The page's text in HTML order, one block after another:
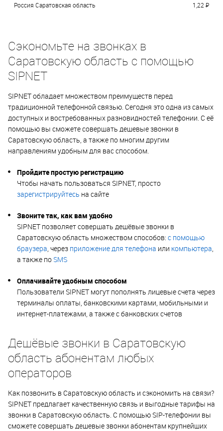
Россия Саратовская область
1,22 P
Сэкономьте на звонках в
Саратовскую область с помощью
SIPNET
SIPNET обладает множеством преимуществ перед
традиционной телефонной связью. Сегодня это одна из самых
доступных и востребованных разновидностей телефонии. С её
помощью вы сможете совершать дешевые звонки в
Саратовскую область, а также по многим другим
направлениям удобным для вас способом.
Пройдите простую регистрацию
Чтобы начать пользоваться SIPNET, просто
зарегистрируйтесь на сайте
Звоните так, как вам удобно
SIPNET позволяет совершать дешёвые звонки в
Саратовскую область множеством способов: с помощью
браузера , через приложение для телефона или компьютера
а также по SMS
Оплачивайте удобным способом
Пользователи SIPNET могут пополнять лицевые счета через
терминалы оплаты, банковскими картами, мобильными и
интернет-платежами, а также с банковских счетов
Дешёвые звонки в Саратовскую
область абонентам любых
операторов
Как позвонить в Саратовскую область и сэкономить на связи?
SIPNET предлагает качественную связь и выгодные тарифы на
звонки в Саратовскую область. С помощью SIP-телефонии вы
сможете совершать дешевые звонки абонентам крупнейших